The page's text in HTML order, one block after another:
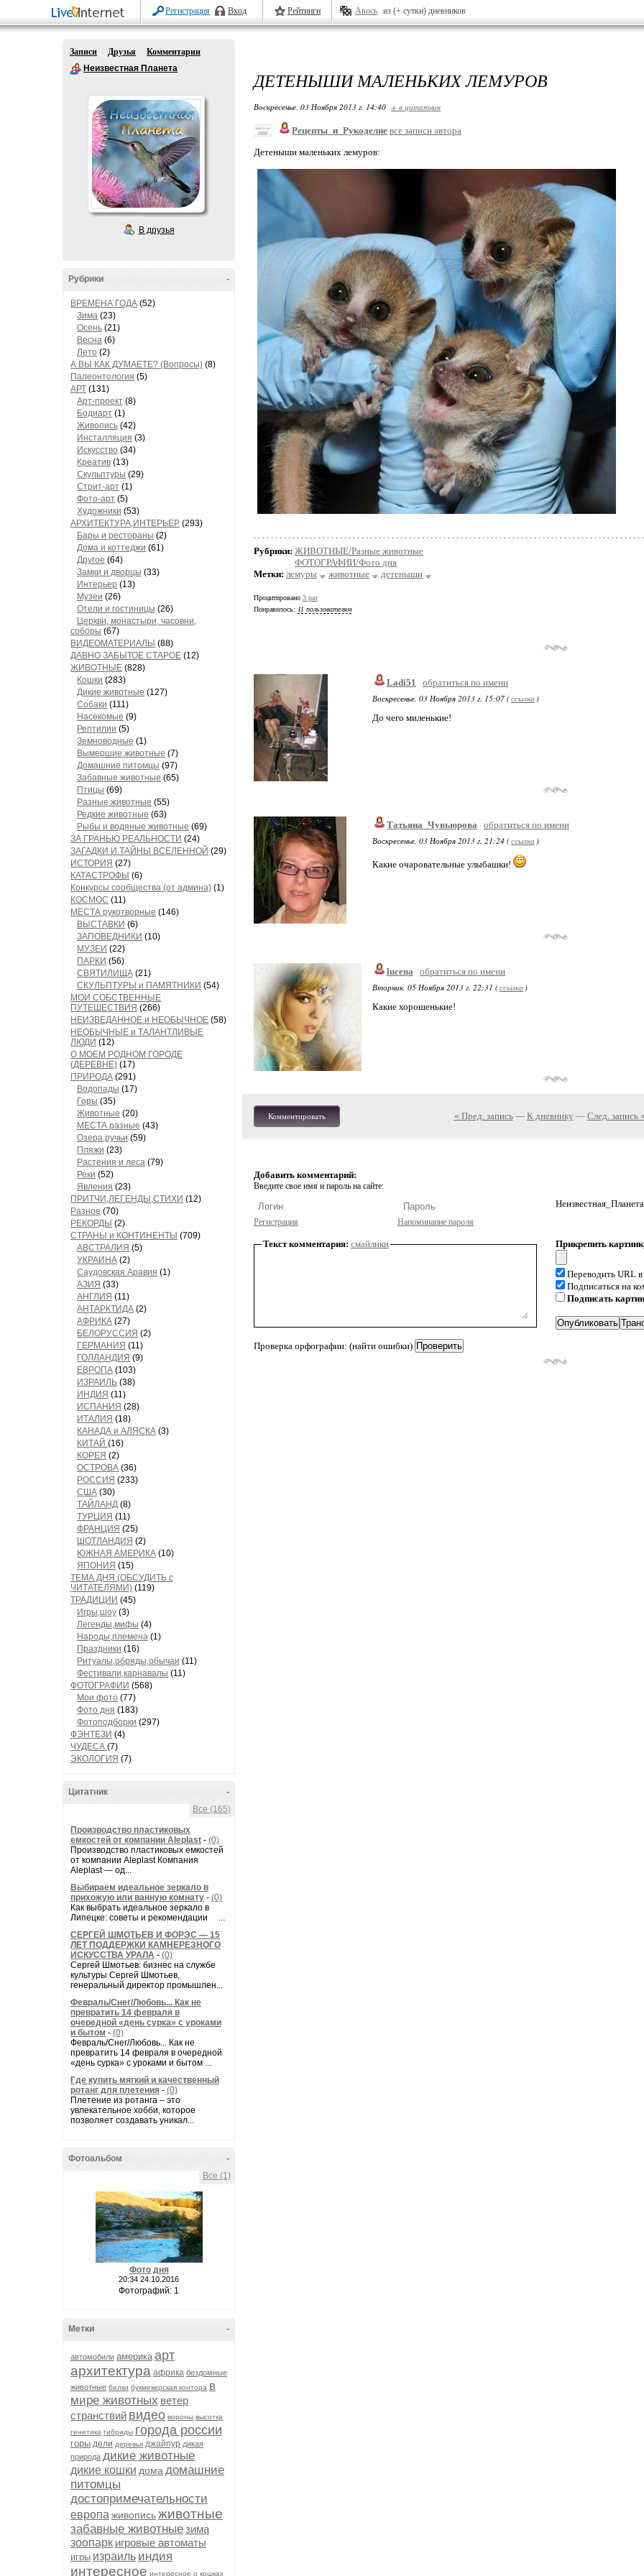
Регистрация Вход Рейтинги Авось из (+ сутки) дневников
Записи Друзья
Комментарии
Неизвестная Планета
В друзья
-
Рубрики
ВРЕМЕНА ГОДА (52)
Зима (23)
Осень (21)
Весна (6)
Лето (2)
А ВЫ КАК ДУМАЕТЕ? (Вопросы) (8)
Палеонтология (5)
АРТ (131)
Арт-проект (8)
Бодиарт (1)
Живопись (42)
Инсталляция (3)
Искусство (34)
Креатив (13)
Скульптуры (29)
Стрит-арт (1)
Фото-арт (5)
Художники (53)
АРХИТЕКТУРА,ИНТЕРЬЕР (293)
Бары и рестораны (2)
Дома и коттеджи (61)
Другое (64)
Замки и дворцы (33)
Интерьер (13)
Музеи (26)
Отели и гостиницы (26)
Церкви, монастыри, часовни,
соборы (67)
ВИДЕОМАТЕРИАЛЫ (88)
ДАВНО ЗАБЫТОЕ СТАРОЕ (12)
ЖИВОТНЫЕ (828)
Кошки (283)
Дикие животные (127)
Собаки (111)
Насекомые (9)
Рептилии (5)
Земноводные (1)
Вымершие животные (7)
Домашние питомцы (97)
Забавные животные (65)
Птицы (69)
Разные животные (55)
Редкие животные (63)
Рыбы и водяные животные (69)
ЗА ГРАНЬЮ РЕАЛЬНОСТИ (24)
ЗАГАДКИ И ТАЙНЫ ВСЕЛЕННОЙ (29)
ИСТОРИЯ (27)
КАТАСТРОФЫ (6)
Конкурсы сообщества (от админа) (1)
КОСМОС (11)
МЕСТА рукотворные (146)
ВЫСТАВКИ (6)
ЗАПОВЕДНИКИ (10)
МУЗЕИ (22)
ПАРКИ (56)
СВЯТИЛИЩА (21)
СКУЛЬПТУРЫ и ПАМЯТНИКИ (54)
МОИ СОБСТВЕННЫЕ
ПУТЕШЕСТВИЯ (266)
НЕИЗВЕДАННОЕ и НЕОБЫЧНОЕ (58)
НЕОБЫЧНЫЕ и ТАЛАНТЛИВЫЕ
ЛЮДИ (12)
О МОЕМ РОДНОМ ГОРОДЕ
(ДЕРЕВНЕ) (17)
ПРИРОДА (291)
Водопады (17)
Горы (35)
Животные (20)
МЕСТА разные (43)
Озера,ручьи (59)
Пляжи (23)
Растения и леса (79)
Реки (52)
Явления (23)
ПРИТЧИ,ЛЕГЕНДЫ,СТИХИ (12)
Разное (70)
РЕКОРДЫ (2)
СТРАНЫ и КОНТИНЕНТЫ (709)
АВСТРАЛИЯ (5)
УКРАИНА (2)
Саудовская Аравия (1)
АЗИЯ (33)
АНГЛИЯ (11)
АНТАРКТИДА (2)
АФРИКА (27)
БЕЛОРУССИЯ (2)
ГЕРМАНИЯ (11)
ГОЛЛАНДИЯ (9)
ЕВРОПА (103)
ИЗРАИЛЬ (38)
ИНДИЯ (11)
ИСПАНИЯ (28)
ИТАЛИЯ (18)
КАНАДА и АЛЯСКА (3)
КИТАЙ (16)
КОРЕЯ (2)
ОСТРОВА (36)
РОССИЯ (233)
США (30)
ТАЙЛАНД (8)
ТУРЦИЯ (11)
ФРАНЦИЯ (25)
ШОТЛАНДИЯ (2)
ЮЖНАЯ АМЕРИКА (10)
ЯПОНИЯ (15)
ТЕМА ДНЯ (ОБСУДИТЬ с
ЧИТАТЕЛЯМИ) (119)
ТРАДИЦИИ (45)
Игры,шоу (3)
Легенды,мифы (4)
Народы,племена (1)
Праздники (16)
Ритуалы,обряды,обычаи (11)
Фестивали,карнавалы (11)
ФОТОГРАФИИ (568)
Мои фото (77)
Фото дня (183)
Фотоподборки (297)
ФЭНТЕЗИ (4)
ЧУДЕСА (7)
ЭКОЛОГИЯ (7)
-
Цитатник
Все (165)
Производство пластиковых
емкостей от компании Aleplast - (0)
Производство пластиковых емкостей
от компании Aleplast Компания
Aleplast — од...
Выбираем идеальное зеркало в
прихожую или ванную комнату - (0)
Как выбрать идеальное зеркало в
Липецке: советы и рекомендации ...
СЕРГЕЙ ШМОТЬЕВ И ФОРЭС — 15
ЛЕТ ПОДДЕРЖКИ КАМНЕРЕЗНОГО
ИСКУССТВА УРАЛА - (0)
Сергей Шмотьев: бизнес на службе
культуры Сергей Шмотьев,
генеральный директор промышлен...
Февраль/Снег/Любовь... Как не
превратить 14 февраля в
очередной «день сурка» с уроками
и бытом - (0)
Февраль/Снег/Любовь... Как не
превратить 14 февраля в очередной
«день сурка» с уроками и бытом ...
Где купить мягкий и качественный
ротанг для плетения - (0)
Плетение из ротанга – это
увлекательное хобби, которое
позволяет создавать уникал...
-
Фотоальбом
Все (1)
Фото дня
20:34 24.10.2016
Фотографий: 1
-
Метки
автомобили америка арт
архитектура африка бездомные
животные белки букмекерская контора в
мире животных ветер
странствий видео вороны высотка
генетика гибриды города россии
горы дели деревья джайпур дикая
природа дикие животные
дикие кошки дома домашние
питомцы
достопримечательности
европа живописьживотные
забавные животныезима
зоопарк игровые автоматы
игры израиль индия
интересное интересное о кошках
ДЕТЕНЫШИ МАЛЕНЬКИХ ЛЕМУРОВ
Воскресенье, 03 Ноября 2013 г. 14:40 + в цитатник
Рецепты_и_Рукоделие все записи автора
Детеныши маленьких лемуров:
Рубрики: ЖИВОТНЫЕ/Разные животные
ФОТОГРАФИИ/Фото дня
Метки: лемуры животные детеныши
Процитировано 3 раз
Понравилось: 11 пользователям
Ladi51
обратиться по имени
Воскресенье, 03 Ноября 2013 г. 15:07 (ссылка )
До чего миленькие!
Татьяна_Чувьюрова
обратиться по имени
Воскресенье, 03 Ноября 2013 г. 21:24 (ссылка )
Какие очаровательные улыбашки!
lucena
обратиться по имени
Вторник, 05 Ноября 2013 г. 22:31 (ссылка )
Какие хорошенькие!
Комментировать « Пред. запись— К дневнику — След. запись
Добавить комментарий:
Введите свое имя и пароль на сайте:
Регистрация Напоминание пароля
Текст комментария: смайлики
Проверка орфографии: (найти ошибки)
Прикрепить
Переводить URL
Подписаться на
Подписать